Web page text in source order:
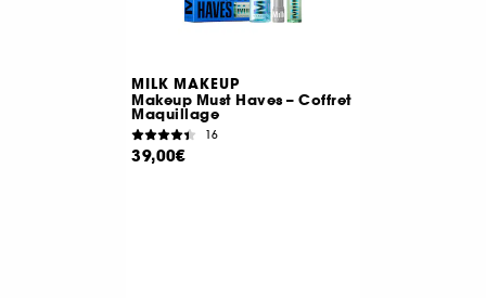
MILK MAKEUP
Makeup Must Haves – Coffret
Maquillage
16
39,00€